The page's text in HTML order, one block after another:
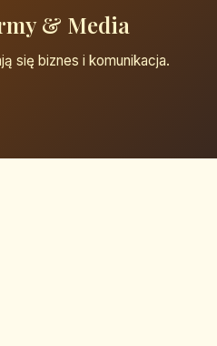
& Media
się biznes i komunikacja.